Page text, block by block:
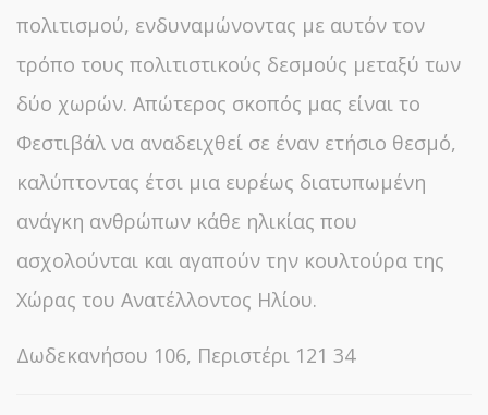
πολιτισμού, ενδυναμώνοντας με αυτόν τον
τρόπο τους πολιτιστικούς δεσμούς μεταξύ των
δύο χωρών. Απώτερος σκοπός μας είναι το
Φεστιβάλ να αναδειχθεί σε έναν ετήσιο θεσμό,
καλύπτοντας έτσι μια ευρέως διατυπωμένη
ανάγκη ανθρώπων κάθε ηλικίας που
ασχολούνται και αγαπούν την κουλτούρα της
Χώρας του Ανατέλλοντος Ηλίου.
Δωδεκανήσου 106, Περιστέρι 121 34